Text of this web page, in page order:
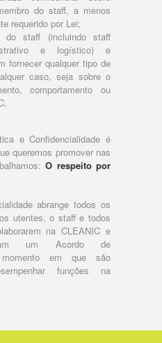
do staff, a menos
requerido por Lei;
do staff (incluindo staff
e logístico) e
fornecer qualquer tipo de
caso, seja sobre o
comportamento ou
e Confidencialidade é
queremos promover nas
O respeito por
abrange todos os
utentes, o staff e todos
na CLEANIC e
um Acordo de
momento em que são
funções na